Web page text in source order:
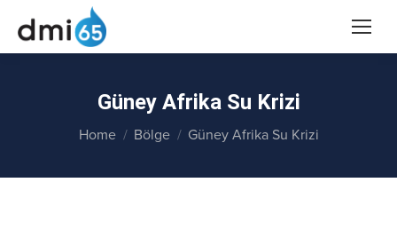
Güney Afrika Su Krizi
You are here:
Home Bölge Güney Afrika Su Krizi